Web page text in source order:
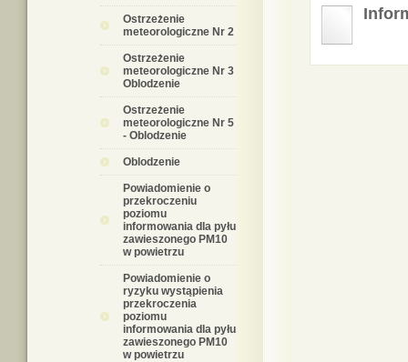
Ostrzeżenie
meteorologiczne Nr 2
Ostrzeżenie
meteorologiczne Nr 3
Oblodzenie
Ostrzeżenie
meteorologiczne Nr 5
- Oblodzenie
Oblodzenie
Powiadomienie o
przekroczeniu
poziomu
informowania dla pyłu
zawieszonego PM10
w powietrzu
Powiadomienie o
ryzyku wystąpienia
przekroczenia
poziomu
informowania dla pyłu
zawieszonego PM10
w powietrzu